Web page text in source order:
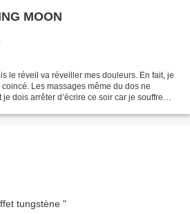
MOON
le réveil va réveiller mes douleurs. En fait, je
Les massages même du dos ne
dois arrêter d’écrire ce soir car je souffre